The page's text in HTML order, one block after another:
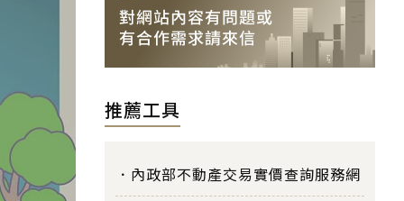
推薦工具
內政部不動產交易實價查詢服務網